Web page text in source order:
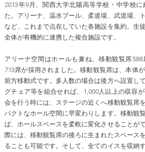
2013年9月、関西大学北陽高等学校・中学校
た。アリーナ、温水プール、柔道場、武道場、
など、これまで点在していた各施設を集約。生
全体が有機的に連携した複合施設です。
アリーナ空間はホールも兼ね、移動観覧席
713席が採用されました。移動観覧席は、本体
前方移動式です。多人数の場合は後方へ設置し
グチェア等を組合せれば、1,000人以上の収容
会を行う時には、ステージの近くへ移動観覧席
パクトなホール空間に早変わりします。移動観
ば、ホールスペースを柔軟に変化させることが
際には、移動観覧席の後ろに生まれたスペース
ることも可能です。そして、全てのイスを収納